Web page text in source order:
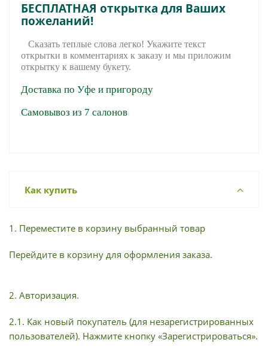
БЕСПЛАТНАЯ открытка для Ваших
пожеланий!
Сказать теплые слова легко! Укажите текст
открытки в комментариях к заказу и мы приложим
открытку к вашему букету.
Доставка по Уфе и пригороду
Самовывоз из 7 салонов
Как купить
1. Переместите в корзину выбранный товар
Перейдите в корзину для оформления заказа.
2. Авторизация.
2.1. Как новый покупатель (для незарегистрированных
пользователей). Нажмите кнопку «Зарегистрироваться».